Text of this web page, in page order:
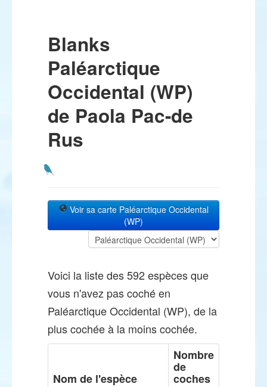
Blanks
Paléarctique
Occidental (WP)
de Paola Pac-de
Rus
Voir sa carte Paléarctique Occidental
(WP)
Voici la liste des 592 espèces que
vous n'avez pas coché en
Paléarctique Occidental (WP), de la
plus cochée à la moins cochée.
Nom de l'espèce
Nombre
de
coches